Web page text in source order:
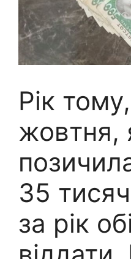
Рік
жовтня,
35
за рік